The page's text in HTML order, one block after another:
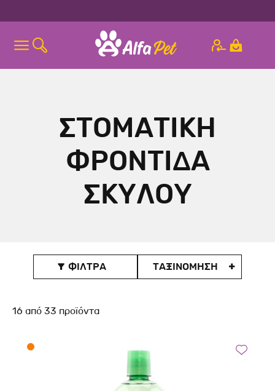
ΣΤΟΜΑΤΙΚΗ
ΦΡΟΝΤΙΔΑ
ΣΚΥΛΟΥ
 ΦΙΛΤΡΑ ΤΑΞΙΝOΜΗΣΗ
16 από33 προϊόντα